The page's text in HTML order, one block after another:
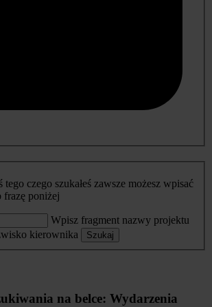
tego czego szukałeś zawsze możesz wpisać
frazę poniżej
Wpisz fragment nazwy projektu
kierownika
Szukaj
na belce: Wydarzenia